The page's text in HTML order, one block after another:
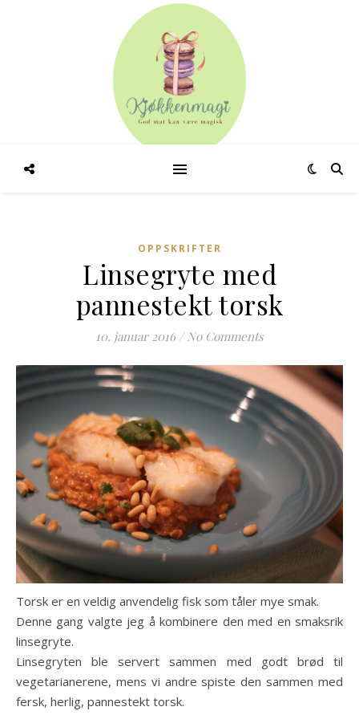
OPPSKRIFTER
Linsegryte med
pannestekt torsk
10. januar 2016 / No Comments
Torsk er en veldig anvendelig fisk som tåler mye smak.
Denne gang valgte jeg å kombinere den med en smaksrik
linsegryte.
Linsegryten ble servert sammen med godt brød til
vegetarianerene, mens vi andre spiste den sammen med
fersk, herlig, pannestekt torsk.